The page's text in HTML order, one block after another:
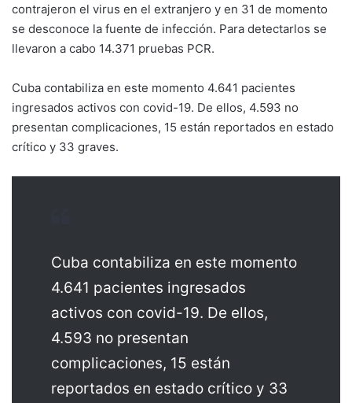
contrajeron el virus en el extranjero y en 31 de momento
se desconoce la fuente de infección. Para detectarlos se
llevaron a cabo 14.371 pruebas PCR.
Cuba contabiliza en este momento 4.641 pacientes
ingresados activos con covid-19. De ellos, 4.593 no
presentan complicaciones, 15 están reportados en estado
crítico y 33 graves.
Cuba contabiliza en este momento
4.641 pacientes ingresados
activos con covid-19. De ellos,
4.593 no presentan
complicaciones, 15 están
reportados en estado crítico y 33